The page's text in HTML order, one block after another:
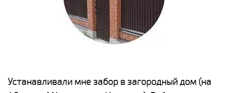
Устанавливали мне забор в загородный дом (на